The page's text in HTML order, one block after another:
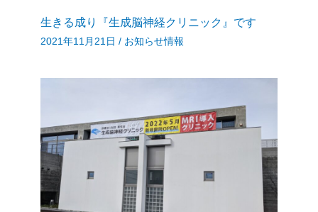
生きる成り『生成脳神経クリニック』です
2021年11月21日 / お知らせ情報